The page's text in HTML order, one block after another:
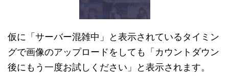
仮に「サーバー混雑中」と表示されているタイミン
グで画像のアップロードをしても「カウントダウン
後にもう一度お試しください」と表示されます。